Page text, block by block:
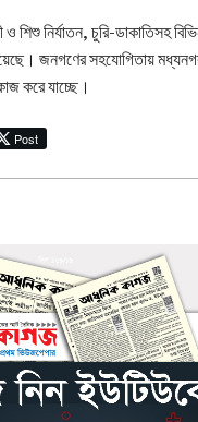
শিশু নির্যাতন, চুরি-ডাকাতিসহ
জনগণের সহযোগিতায়
করে যাচ্ছে।
Post